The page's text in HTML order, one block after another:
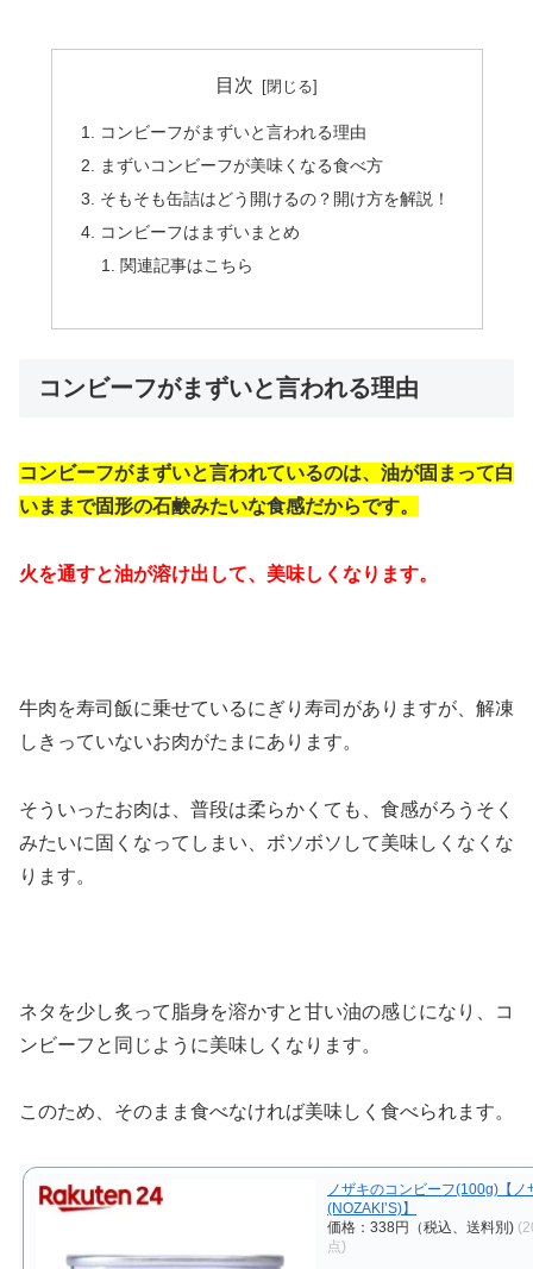
目次
コンビーフがまずいと言われる理由
まずいコンビーフが美味くなる食べ方
そもそも缶詰はどう開けるの？開け方を解説！
コンビーフはまずいまとめ
関連記事はこちら
コンビーフがまずいと言われる理由
コンビーフがまずいと言われているのは、油が固まって白
いままで固形の石鹸みたいな食感だからです。
火を通すと油が溶け出して、美味しくなります。
牛肉を寿司飯に乗せているにぎり寿司がありますが、解凍
しきっていないお肉がたまにあります。
そういったお肉は、普段は柔らかくても、食感がろうそく
みたいに固くなってしまい、ボソボソして美味しくなくな
ります。
ネタを少し炙って脂身を溶かすと甘い油の感じになり、コ
ンビーフと同じように美味しくなります。
このため、そのまま食べなければ美味しく食べられます。
ノザキのコンビーフ(100g)【ノ
(NOZAKI’S)】
価格：338円（税込、送料別)
点)